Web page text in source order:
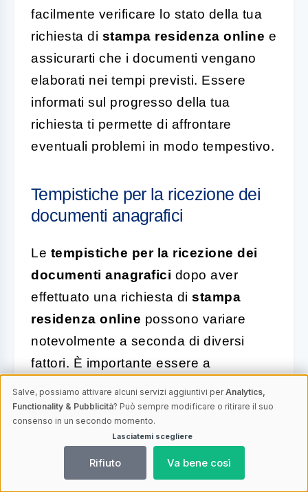
facilmente verificare lo stato della tua
richiesta di stampa residenza online e
assicurarti che i documenti vengano
elaborati nei tempi previsti. Essere
informati sul progresso della tua
richiesta ti permette di affrontare
eventuali problemi in modo tempestivo.
Tempistiche per la ricezione dei
documenti anagrafici
Le tempistiche per la ricezione dei
documenti anagrafici dopo aver
effettuato una richiesta di stampa
residenza online possono variare
notevolmente a seconda di diversi
fattori. È importante essere a
pianificare adeguatamente eventuali
necessità legate ai documenti richiesti.
Tipo di documento richiesto:
Salve, possiamo attivare alcuni servizi aggiuntivi perAnalytics,
Functionality & Pubblicità? Può sempre modificare o ritirare il suo
consenso in un secondo momento.
Lasciatemi scegliere
Rifiuto Va bene così